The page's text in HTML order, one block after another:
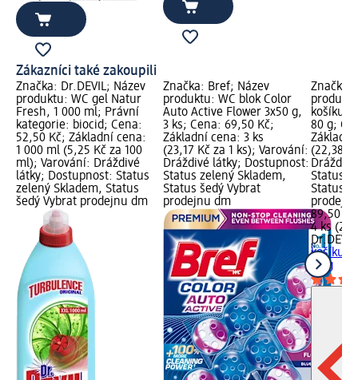
Zákazníci také zakoupili
Značka: Dr.DEVIL; Název
produktu: WC gel Natur
Fresh, 1 000 ml; Právní
kategorie: biocid; Cena:
52,50 Kč; Základní cena:
1 000 ml (5,25 Kč za 100
ml); Varování: Dráždivé
látky; Dostupnost: Status
zelený Skladem, Status
šedý Vybrat prodejnu dm
Značka: Bref; Název
produktu: WC blok Color
Auto Active Flower 3x50 g,
3 ks; Cena: 69,50 Kč;
Základní cena: 3 ks
(23,17 Kč za 1 ks); Varování:
Dráždivé látky; Dostupnost:
Status zelený Skladem,
Status šedý Vybrat
prodejnu dm
Značka:
košíku
80 g;
(22,38
Status
Status
89,50 Kč
4 ks
Dr.DEVIL
košíku
80 g